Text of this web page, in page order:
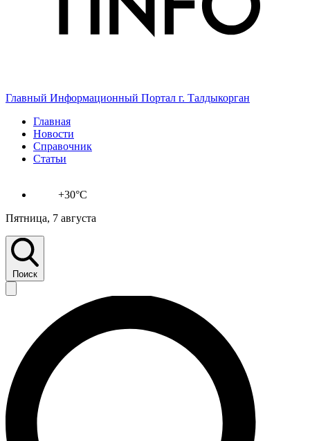
Главный Информационный Портал г. Талдыкорган
Главная
Новости
Справочник
Статьи
+30°C
Пятница, 7 августа
Поиск